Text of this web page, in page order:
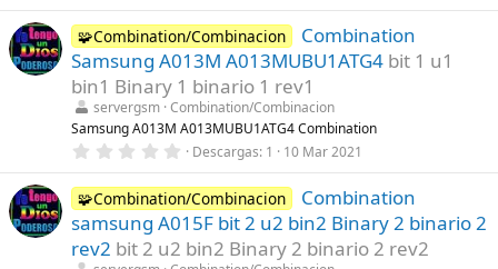
)0
0
e
s
t
r
e
l
a
(
s
)
🧩Combination/Combinacion
Combination
Samsung A013M A013MUBU1ATG4 bit 1 u1
bin1 Binary 1 binario 1 rev1
servergsm Combination/Combinacion
Samsung A013M A013MUBU1ATG4 Combination
0
0
0
e
s
r
Descargas 1 10 Mar 2021
🧩Combination/Combinacion
Combination
samsung A015F bit 2 u2 bin2 Binary 2 binario 2
rev2 bit 2 u2 bin2 Binary 2 binario 2 rev2